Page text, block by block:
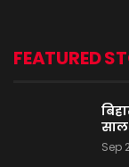
FEATURED
साल
Sep